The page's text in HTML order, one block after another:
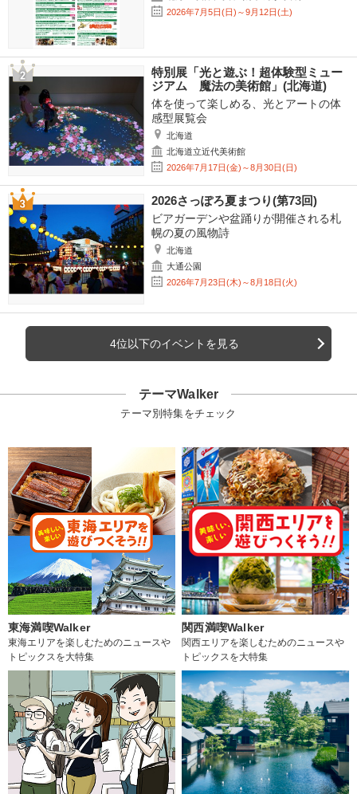
2026年7月5日(日)～9月12日(土)
特別展「光と遊ぶ！超体験型ミュー
ジアム 魔法の美術館」(北海道)
体を使って楽しめる、光とアートの体
感型展覧会
北海道
北海道立近代美術館
2026年7月17日(金)～8月30日(日)
2026さっぽろ夏まつり(第73回)
ビアガーデンや盆踊りが開催される札
幌の夏の風物詩
北海道
大通公園
2026年7月23日(木)～8月18日(火)
4位以下のイベントを見る
テーマWalker
テーマ別特集をチェック
東海満喫Walker
東海エリアを楽しむためのニュースや
トピックスを大特集
関西満喫Walker
関西エリアを楽しむためのニュースや
トピックスを大特集